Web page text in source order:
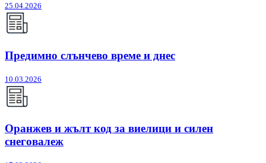
25.04.2026
Предимно слънчево време и днес
10.03.2026
Оранжев и жълт код за виелици и силен
снеговалеж